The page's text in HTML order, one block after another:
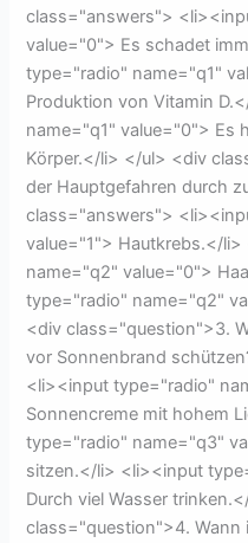
class="answers">
value="0"> Es schadet
type="radio" name="q1"
Produktion von Vitamin
name="q1" value="0"> Es
Körper.</li> </ul> <div
der Hauptgefahren durch
class="answers">
value="1"> Hautkrebs.</
name="q2" value="0">
type="radio" name="q2"
<div class="question">3.
vor Sonnenbrand
<li><input type="radio"
Sonnencreme mit hohem
type="radio" name="q3"
sitzen.</li> <li><input
Durch viel Wasser
class="question">4. Wann